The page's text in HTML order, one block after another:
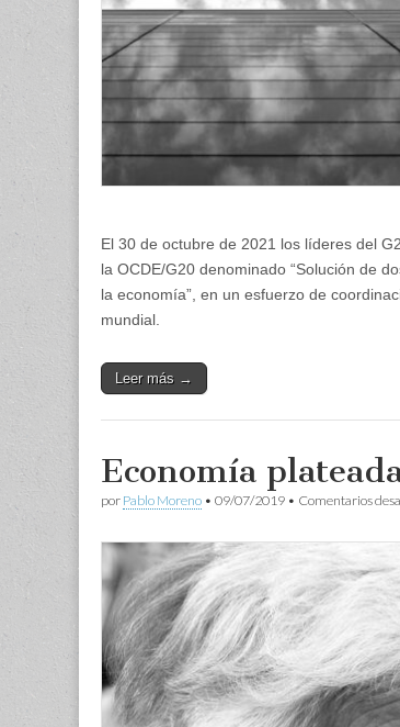
El 30 de octubre de 2021 los líderes del
la OCDE/G20 denominado “Solución de
la economía”, en un esfuerzo de
mundial.
Leer más →
Economía
por Pablo Moreno • 09/07/2019 • Comentarios